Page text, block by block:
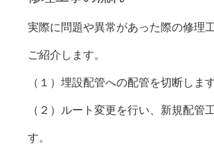
実際に問題や異常があった際の修理
ご紹介します。
（１）埋設配管への配管を切断します
（２）ルート変更を行い、新規配管
す。